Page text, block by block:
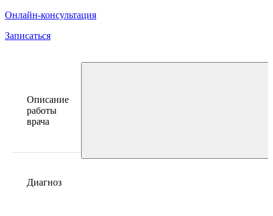
Онлайн-консультация
Записаться
Описание
работы
врача
Диагноз